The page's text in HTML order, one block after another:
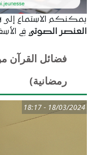
يمكنكم الاستماع إلى
العنصر الصوتي في
فضائل القرآن
رمضانية)
18/03/2024 - 18:17